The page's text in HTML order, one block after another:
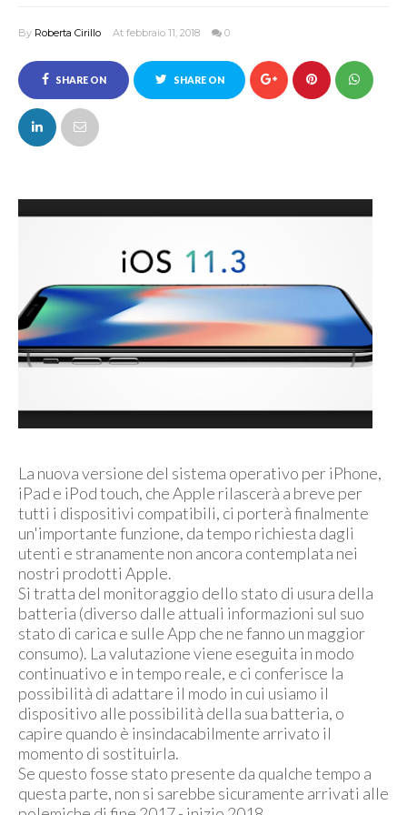
By Roberta Cirillo At febbraio 11, 2018 0
SHARE ON
FACEBOOK
SHARE ON
La nuova versione del sistema operativo per iPhone,
iPad e iPod touch, che Apple rilascerà a breve per
tutti i dispositivi compatibili, ci porterà finalmente
un'importante funzione, da tempo richiesta dagli
utenti e stranamente non ancora contemplata nei
nostri prodotti Apple.
Si tratta del monitoraggio dello stato di usura della
batteria (diverso dalle attuali informazioni sul suo
stato di carica e sulle App che ne fanno un maggior
consumo). La valutazione viene eseguita in modo
continuativo e in tempo reale, e ci conferisce la
possibilità di adattare il modo in cui usiamo il
dispositivo alle possibilità della sua batteria, o
capire quando è insindacabilmente arrivato il
momento di sostituirla.
Se questo fosse stato presente da qualche tempo a
questa parte, non si sarebbe sicuramente arrivati alle